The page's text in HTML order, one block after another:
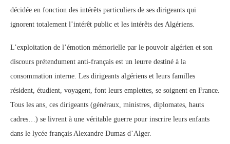
décidée en fonction des intérêts particuliers de ses dirigeants qui
ignorent totalement l’intérêt public et les intérêts des Algériens.
L’exploitation de l’émotion mémorielle par le pouvoir algérien et son
discours prétendument anti-français est un leurre destiné à la
consommation interne. Les dirigeants algériens et leurs familles
résident, étudient, voyagent, font leurs emplettes, se soignent en France.
Tous les ans, ces dirigeants (généraux, ministres, diplomates, hauts
cadres…) se livrent à une véritable guerre pour inscrire leurs enfants
dans le lycée français Alexandre Dumas d’Alger.